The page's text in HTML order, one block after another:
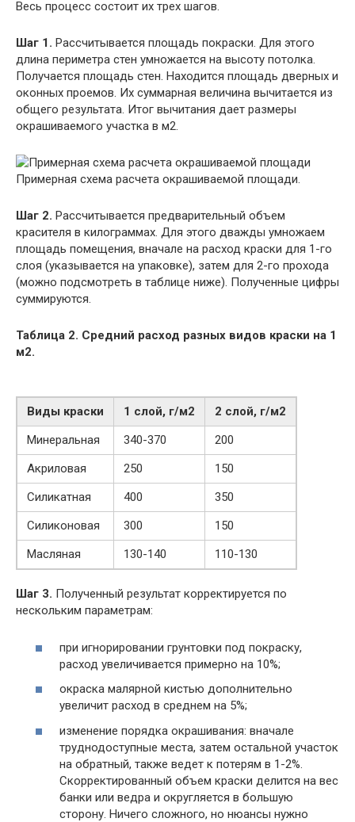
Весь процесс состоит их трех шагов.
Шаг 1. Рассчитывается площадь покраски. Для этого
длина периметра стен умножается на высоту потолка.
Получается площадь стен. Находится площадь дверных и
оконных проемов. Их суммарная величина вычитается из
общего результата. Итог вычитания дает размеры
окрашиваемого участка в м2.
Примерная схема расчета окрашиваемой площади.
Шаг 2. Рассчитывается предварительный объем
красителя в килограммах. Для этого дважды умножаем
площадь помещения, вначале на расход краски для 1-го
слоя (указывается на упаковке), затем для 2-го прохода
(можно подсмотреть в таблице ниже). Полученные цифры
суммируются.
Таблица 2. Средний расход разных видов краски на 1
м2.
Виды краски 1 слой, г/м2
2 слой, г/м2
Минеральная
340-370
200
Акриловая
250
150
Силикатная
400
350
Силиконовая
300
150
Масляная
130-140 110-130
Шаг 3. Полученный результат корректируется по
нескольким параметрам:
при игнорировании грунтовки под покраску,
расход увеличивается примерно на 10%;
окраска малярной кистью дополнительно
увеличит расход в среднем на 5%;
изменение порядка окрашивания: вначале
труднодоступные места, затем остальной участок
на обратный, также ведет к потерям в 1-2%.
Скорректированный объем краски делится на вес
банки или ведра и округляется в большую
сторону. Ничего сложного, но нюансы нужно